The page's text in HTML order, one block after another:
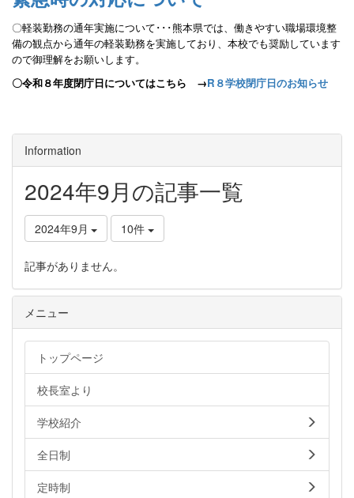
〇軽装勤務の通年実施について･･･熊本県では、働きやすい職場環境整
備の観点から通年の軽装勤務を実施しており、本校でも奨励しています
ので御理解をお願いします。
〇令和８年度閉庁日についてはこちら →R８学校閉庁日のお知らせ
Information
2024年9月の記事一覧
2024年9月 10件
記事がありません。
メニュー
トップページ
校長室より
学校紹介
全日制
定時制